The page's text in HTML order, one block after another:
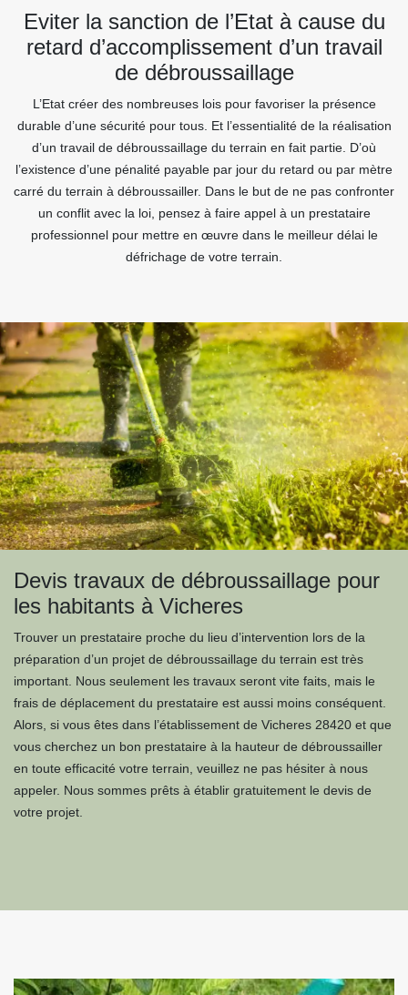
Eviter la sanction de l’Etat à cause du
retard d’accomplissement d’un travail
de débroussaillage
L’Etat créer des nombreuses lois pour favoriser la présence
durable d’une sécurité pour tous. Et l’essentialité de la réalisation
d’un travail de débroussaillage du terrain en fait partie. D’où
l’existence d’une pénalité payable par jour du retard ou par mètre
carré du terrain à débroussailler. Dans le but de ne pas confronter
un conflit avec la loi, pensez à faire appel à un prestataire
professionnel pour mettre en œuvre dans le meilleur délai le
défrichage de votre terrain.
Devis travaux de débroussaillage pour
les habitants à Vicheres
Trouver un prestataire proche du lieu d’intervention lors de la
préparation d’un projet de débroussaillage du terrain est très
important. Nous seulement les travaux seront vite faits, mais le
frais de déplacement du prestataire est aussi moins conséquent.
Alors, si vous êtes dans l’établissement de Vicheres 28420 et que
vous cherchez un bon prestataire à la hauteur de débroussailler
en toute efficacité votre terrain, veuillez ne pas hésiter à nous
appeler. Nous sommes prêts à établir gratuitement le devis de
votre projet.